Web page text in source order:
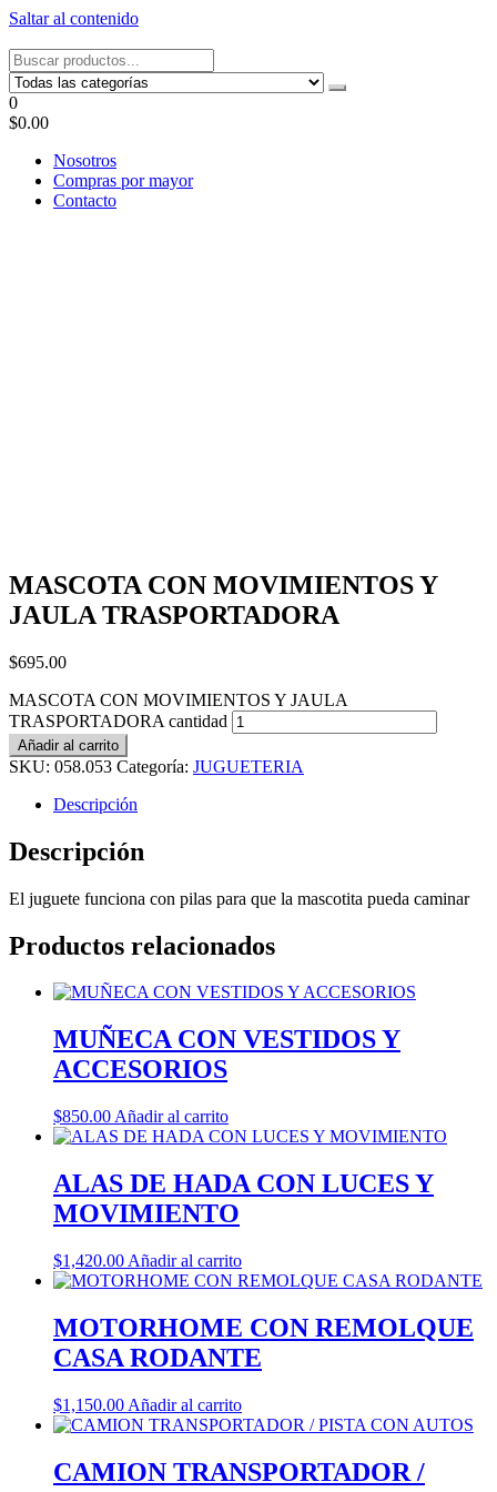
Saltar al contenido
Tel: 22087679 – Cel: 097 822122 – Joaquín Requena 2459
0
$0.00
Nosotros
Compras por mayor
Contacto
MASCOTA CON MOVIMIENTOS Y
JAULA TRASPORTADORA
$695.00
MASCOTA CON MOVIMIENTOS Y JAULA
TRASPORTADORA cantidad
Añadir al carrito
SKU: 058.053 Categoría: JUGUETERIA
Descripción
Descripción
El juguete funciona con pilas para que la mascotita pueda caminar
Productos relacionados
MUÑECA CON VESTIDOS Y
ACCESORIOS
$850.00 Añadir al carrito
ALAS DE HADA CON LUCES Y
MOVIMIENTO
$1,420.00 Añadir al carrito
MOTORHOME CON REMOLQUE
CASA RODANTE
$1,150.00 Añadir al carrito
CAMION TRANSPORTADOR /